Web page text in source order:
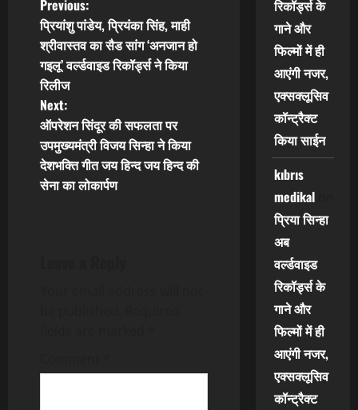
P
o
s
t
n
a
i
Previous:
प्रियांशु पांडेय, प्रियंका सिंह, माही
श्रीवास्तव का सैड सांग ‘अनजान हो
गइलू’ वर्ल्डवाइड रिकॉर्ड्स ने किया
रिलीज
Next:
ऑपरेशन सिंदूर की सफलता पर
उपमुख्यमंत्री विजय सिन्हा ने किया
देशभक्ति गीत जय हिन्द जय हिन्द की
सेना का लोकार्पण
रिकॉर्ड्स के
गाने और
फिल्मों में ही
आएंगी नजर,
एक्सक्लूसिव
कॉन्ट्रैक्ट
किया साईन
kıbrıs
medikalon
प्रिया सिन्हा
अब
वर्ल्डवाइड
रिकॉर्ड्स के
गाने और
फिल्मों में ही
आएंगी नजर,
एक्सक्लूसिव
कॉन्ट्रैक्ट